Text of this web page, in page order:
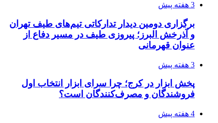
3 هفته پیش
برگزاری دومین دیدار تدارکاتی تیم‌های طیف تهران
و آذرخش البرز؛ پیروزی طیف در مسیر دفاع از
عنوان قهرمانی
3 هفته پیش
پخش ابزار در کرج؛ چرا سرای ابزار انتخاب اول
فروشندگان و مصرف‌کنندگان است؟
4 هفته پیش